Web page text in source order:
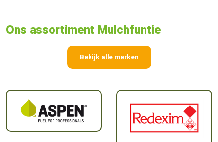
Ons assortiment Mulchfuntie
Bekijk alle merken